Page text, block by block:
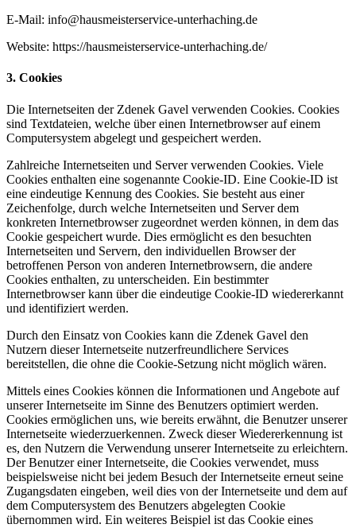
E-Mail: info@hausmeisterservice-unterhaching.de
Website: https://hausmeisterservice-unterhaching.de/
3. Cookies
Die Internetseiten der Zdenek Gavel verwenden Cookies. Cookies
sind Textdateien, welche über einen Internetbrowser auf einem
Computersystem abgelegt und gespeichert werden.
Zahlreiche Internetseiten und Server verwenden Cookies. Viele
Cookies enthalten eine sogenannte Cookie-ID. Eine Cookie-ID ist
eine eindeutige Kennung des Cookies. Sie besteht aus einer
Zeichenfolge, durch welche Internetseiten und Server dem
konkreten Internetbrowser zugeordnet werden können, in dem das
Cookie gespeichert wurde. Dies ermöglicht es den besuchten
Internetseiten und Servern, den individuellen Browser der
betroffenen Person von anderen Internetbrowsern, die andere
Cookies enthalten, zu unterscheiden. Ein bestimmter
Internetbrowser kann über die eindeutige Cookie-ID wiedererkannt
und identifiziert werden.
Durch den Einsatz von Cookies kann die Zdenek Gavel den
Nutzern dieser Internetseite nutzerfreundlichere Services
bereitstellen, die ohne die Cookie-Setzung nicht möglich wären.
Mittels eines Cookies können die Informationen und Angebote auf
unserer Internetseite im Sinne des Benutzers optimiert werden.
Cookies ermöglichen uns, wie bereits erwähnt, die Benutzer unserer
Internetseite wiederzuerkennen. Zweck dieser Wiedererkennung ist
es, den Nutzern die Verwendung unserer Internetseite zu erleichtern.
Der Benutzer einer Internetseite, die Cookies verwendet, muss
beispielsweise nicht bei jedem Besuch der Internetseite erneut seine
Zugangsdaten eingeben, weil dies von der Internetseite und dem auf
dem Computersystem des Benutzers abgelegten Cookie
übernommen wird. Ein weiteres Beispiel ist das Cookie eines